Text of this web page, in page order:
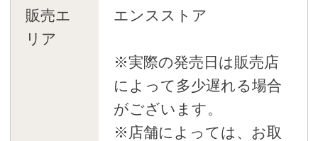
販売エ
リア
エンスストア
※実際の発売日は販売店
によって多少遅れる場合
がございます。
※店舗によっては、お取